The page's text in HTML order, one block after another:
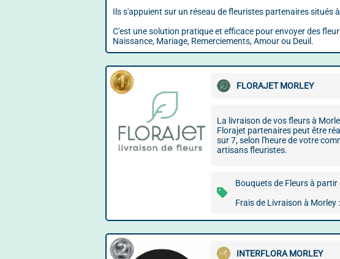
Ils s'appuient sur un réseau de fleuristes partenaires
C'est une solution pratique et efficace pour envoyer des
Naissance, Mariage, Remerciements, Amour ou Deuil.
FLORAJET MORLEY
La livraison de vos fleurs à
Florajet partenaires peut être
sur 7, selon l'heure de votre
artisans fleuristes.
Bouquets de Fleurs à partir
Frais de Livraison à Morley
INTERFLORA MORLEY